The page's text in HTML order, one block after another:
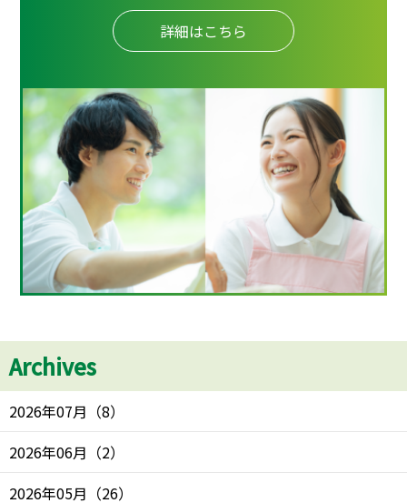
詳細はこちら
Archives
2026年07月 （8）
2026年06月 （2）
2026年05月 （26）